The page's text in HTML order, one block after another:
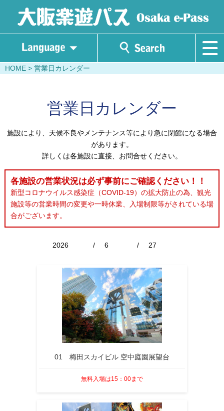
HOME > 営業日カレンダー
営業日カレンダー
施設により、天候不良やメンテナンス等により急に閉館になる場合
があります。
詳しくは各施設に直接、お問合せください。
各施設の営業状況は必ず事前にご確認ください！！
新型コロナウイルス感染症（COVID-19）の拡大防止の為、観光
施設等の営業時間の変更や一時休業、入場制限等がされている場
合がございます。
/ /
01 梅田スカイビル 空中庭園展望台
無料入場は15：00まで